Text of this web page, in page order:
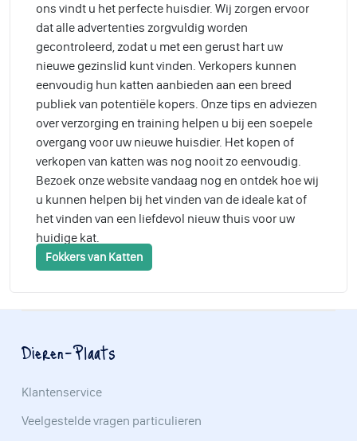
ons vindt u het perfecte huisdier. Wij zorgen ervoor
dat alle advertenties zorgvuldig worden
gecontroleerd, zodat u met een gerust hart uw
nieuwe gezinslid kunt vinden. Verkopers kunnen
eenvoudig hun katten aanbieden aan een breed
publiek van potentiële kopers. Onze tips en adviezen
over verzorging en training helpen u bij een soepele
overgang voor uw nieuwe huisdier. Het kopen of
verkopen van katten was nog nooit zo eenvoudig.
Bezoek onze website vandaag nog en ontdek hoe wij
u kunnen helpen bij het vinden van de ideale kat of
het vinden van een liefdevol nieuw thuis voor uw
huidige kat.
Fokkers van Katten
Dieren-Plaats
Klantenservice
Veelgestelde vragen particulieren